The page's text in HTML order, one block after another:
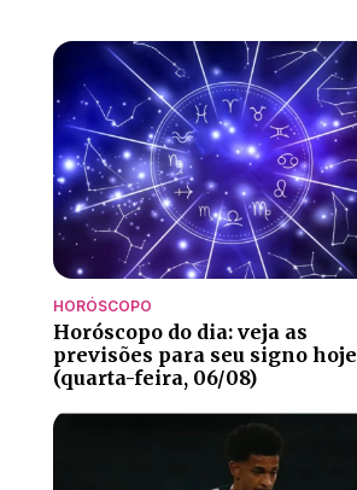
HORÓSCOPO
Horóscopo do dia: veja as
previsões para seu signo hoje
(quarta-feira, 06/08)